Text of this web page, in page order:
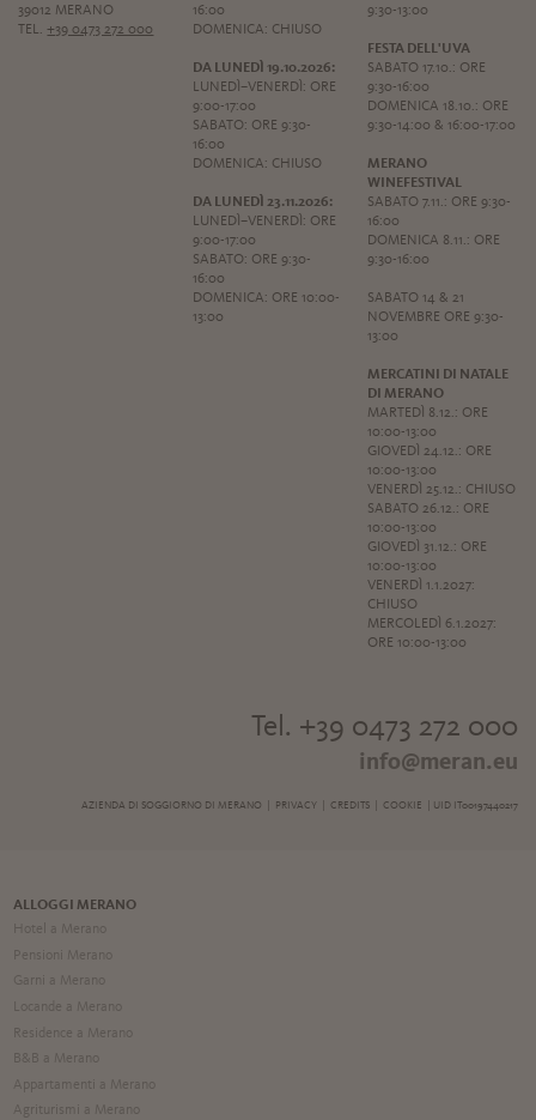
39012 MERANO
TEL.+39 0473 272 000
16:00
DOMENICA: CHIUSO
DA LUNEDÌ 19.10.2026:
LUNEDÌ–VENERDÌ: ORE
9:00-17:00
SABATO: ORE 9:30-
16:00
DOMENICA: CHIUSO
DA LUNEDÌ 23.11.2026:
LUNEDÌ–VENERDÌ: ORE
9:00-17:00
SABATO: ORE 9:30-
16:00
DOMENICA: ORE 10:00-
13:00
9:30-13:00
FESTA DELL'UVA
SABATO 17.10.: ORE
9:30-16:00
DOMENICA 18.10.: ORE
9:30-14:00 & 16:00-17:00
MERANO
WINEFESTIVAL
SABATO 7.11.: ORE 9:30-
16:00
DOMENICA 8.11.: ORE
9:30-16:00
SABATO 14 & 21
NOVEMBRE ORE 9:30-
13:00
MERCATINI DI NATALE
DI MERANO
MARTEDÌ 8.12.: ORE
10:00-13:00
GIOVEDÌ 24.12.: ORE
10:00-13:00
VENERDÌ 25.12.: CHIUSO
SABATO 26.12.: ORE
10:00-13:00
GIOVEDÌ 31.12.: ORE
10:00-13:00
VENERDÌ 1.1.2027:
CHIUSO
MERCOLEDÌ 6.1.2027:
ORE 10:00-13:00
Tel. +39 0473 272 000
info@meran.eu
AZIENDA DI SOGGIORNO DI MERANO | PRIVACY| CREDITS| COOKIE | UID IT00197440217
ALLOGGI MERANO
Hotel a Merano
Pensioni Merano
Garni a Merano
Locande a Merano
Residence a Merano
B&B a Merano
Appartamenti a Merano
Agriturismi a Merano